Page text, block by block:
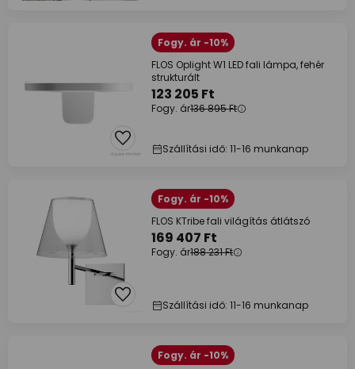
Fogy. ár -10%
FLOS Oplight W1 LED fali lámpa, fehér
strukturált
123 205 Ft
Fogy. ár136 895 Ft
Szállítási idő: 11-16 munkanap
Fogy. ár -10%
FLOS KTribe fali világítás átlátszó
169 407 Ft
Fogy. ár188 231 Ft
Szállítási idő: 11-16 munkanap
Fogy. ár -10%